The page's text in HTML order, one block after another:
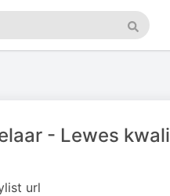
Search
- Lewes
url